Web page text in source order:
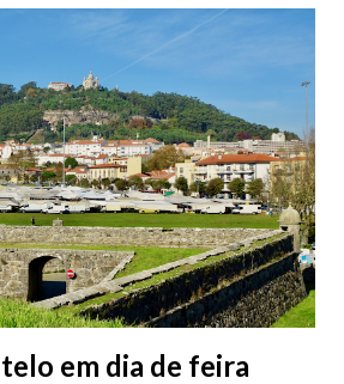
da Estação Viana Shopping é grátis de
20:00 (DIAS ÚTEIS)
em dia de feira